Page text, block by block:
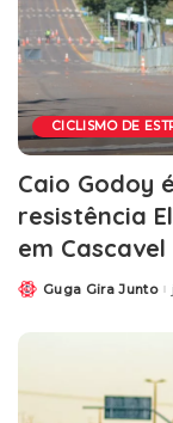
CICLISMO DE
Caio Godoy
resistência
em Cascavel
Guga Gira Junto